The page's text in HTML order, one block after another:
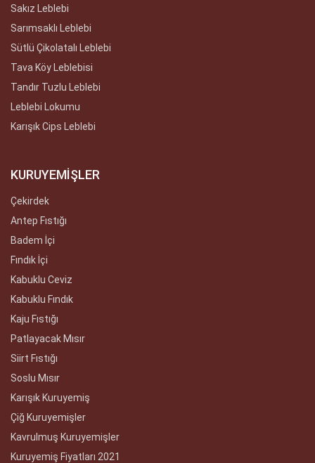
Sakız Leblebi
Sarımsaklı Leblebi
Sütlü Çikolatalı Leblebi
Tava Köy Leblebisi
Tandır Tuzlu Leblebi
Leblebi Lokumu
Karışık Cips Leblebi
KURUYEMİŞLER
Çekirdek
Antep Fıstığı
Badem İçi
Fındık İçi
Kabuklu Ceviz
Kabuklu Fındık
Kaju Fıstığı
Patlayacak Mısır
Siirt Fıstığı
Soslu Mısır
Karışık Kuruyemiş
Çiğ Kuruyemişler
Kavrulmuş Kuruyemişler
Kuruyemiş Fiyatları 2021